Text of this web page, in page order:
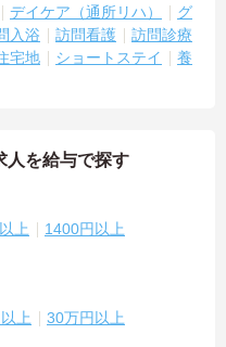
デイケア（通所リハ）
グ
入浴 訪問看護
訪問診療
宅地 ショートステイ
養
人を給与で探す
上 1400円以上
上 30万円以上